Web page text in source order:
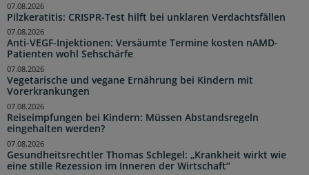
Pilzkeratitis: CRISPR-Test hilft bei unklaren Verdachtsfällen
07.08.2026
Anti-VEGF-Injektionen: Versäumte Termine kosten nAMD-
Patienten wohl Sehschärfe
07.08.2026
Vegetarische und vegane Ernährung bei Kindern mit
Vorerkrankungen
07.08.2026
Reiseimpfungen bei Kindern: Müssen Abstandsregeln
eingehalten werden?
07.08.2026
Gesundheitsrechtler Thomas Schlegel: „Krankheit wirkt wie
eine stille Rezession im Inneren der Wirtschaft“
07.08.2026